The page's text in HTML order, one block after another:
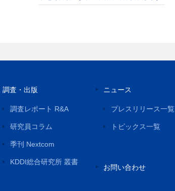
調査・出版
調査レポート R&A
研究員コラム
季刊 Nextcom
KDDI総合研究所 叢書
ニュース
プレスリリース一覧
トピックス一覧
お問い合わせ